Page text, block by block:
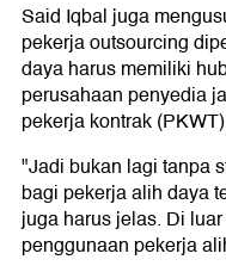
Said Iqbal juga
pekerja outsourcing
daya harus memiliki
perusahaan penyedia
pekerja kontrak
"Jadi bukan lagi tanpa
bagi pekerja alih daya
juga harus jelas. Di
penggunaan pekerja